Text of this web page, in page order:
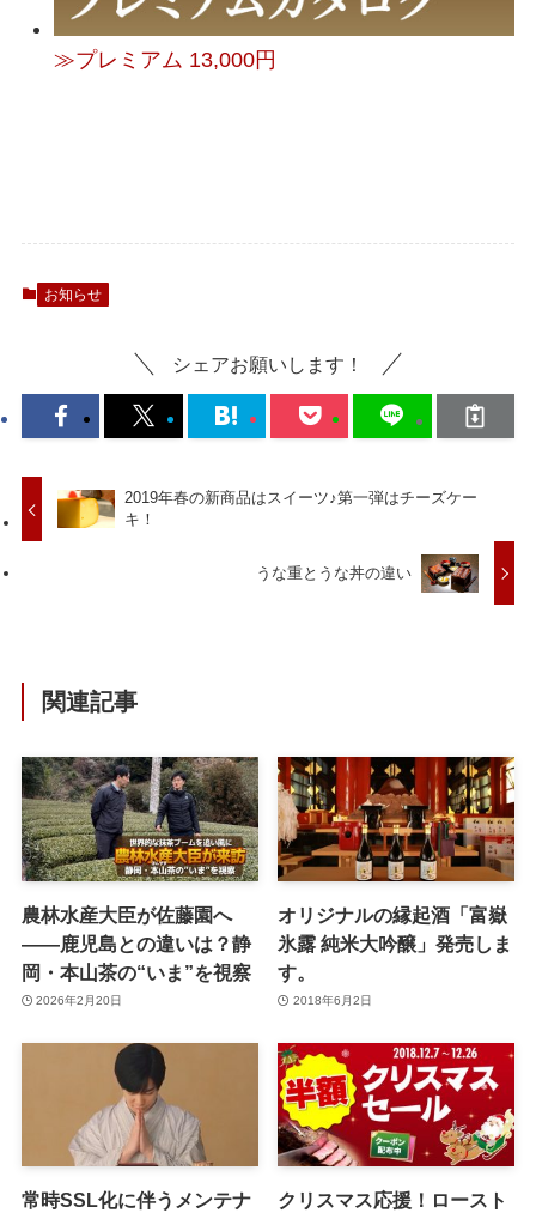
≫プレミアム 13,000円
お知らせ
シェアお願いします！
2019年春の新商品はスイーツ♪第一弾はチーズケー
キ！
うな重とうな丼の違い
関連記事
農林水産大臣が佐藤園へ
——鹿児島との違いは？静
岡・本山茶の“いま”を視察
2026年2月20日
オリジナルの縁起酒「富嶽
氷露 純米大吟醸」発売しま
す。
2018年6月2日
常時SSL化に伴うメンテナ
クリスマス応援！ロースト